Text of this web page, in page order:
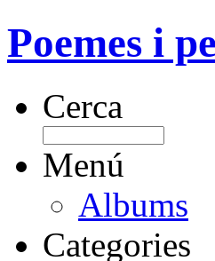
Poemes i
Cerca
Menú
Albums
Categories